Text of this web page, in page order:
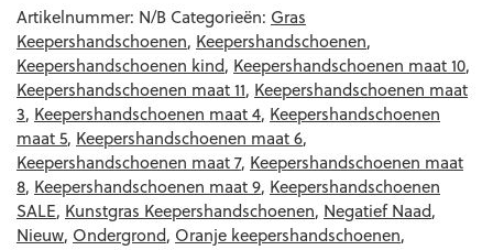
Artikelnummer: N/B Categorieën: Gras
Keepershandschoenen, Keepershandschoenen,
Keepershandschoenen kind, Keepershandschoenen maat 10,
Keepershandschoenen maat 11, Keepershandschoenen maat
3, Keepershandschoenen maat 4, Keepershandschoenen
maat 5, Keepershandschoenen maat 6,
Keepershandschoenen maat 7, Keepershandschoenen maat
8, Keepershandschoenen maat 9, Keepershandschoenen
SALE, Kunstgras Keepershandschoenen, Negatief Naad,
Nieuw, Ondergrond, Oranje keepershandschoenen,